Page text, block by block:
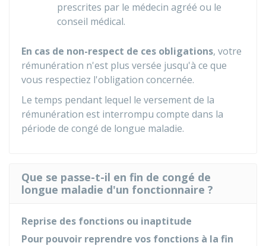
prescrites par le médecin agréé ou le
conseil médical.
En cas de non-respect de ces obligations, votre
rémunération n'est plus versée jusqu'à ce que
vous respectiez l'obligation concernée.
Le temps pendant lequel le versement de la
rémunération est interrompu compte dans la
période de congé de longue maladie.
Que se passe-t-il en fin de congé de
longue maladie d'un fonctionnaire ?
Reprise des fonctions ou inaptitude
Pour pouvoir reprendre vos fonctions à la fin